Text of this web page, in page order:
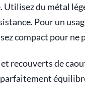
du métal
Pour un
compact pour ne
recouverts de